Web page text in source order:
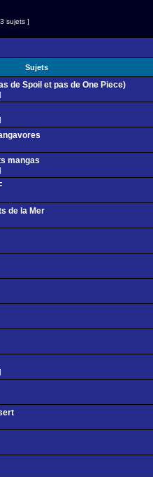
sujets ]
Sujets
de Spoil et pas de One Piece)
]
]
mangas
]
de la Mer
]